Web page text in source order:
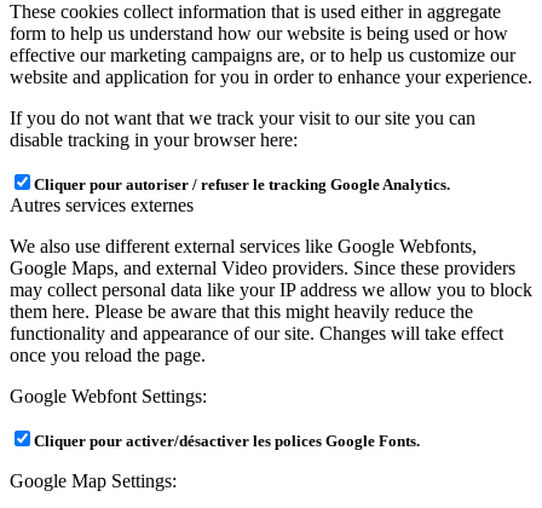
These cookies collect information that is used either in aggregate
form to help us understand how our website is being used or how
effective our marketing campaigns are, or to help us customize our
website and application for you in order to enhance your experience.
If you do not want that we track your visit to our site you can
disable tracking in your browser here:
Cliquer pour autoriser / refuser le tracking Google Analytics.
Autres services externes
We also use different external services like Google Webfonts,
Google Maps, and external Video providers. Since these providers
may collect personal data like your IP address we allow you to block
them here. Please be aware that this might heavily reduce the
functionality and appearance of our site. Changes will take effect
once you reload the page.
Google Webfont Settings:
Cliquer pour activer/désactiver les polices Google Fonts.
Google Map Settings: